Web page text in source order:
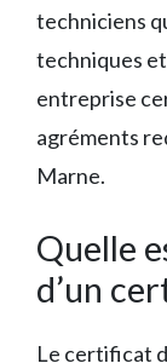
techniciens
techniques
entreprise
agréments
Marne.
Quelle
d’un
Le certificat